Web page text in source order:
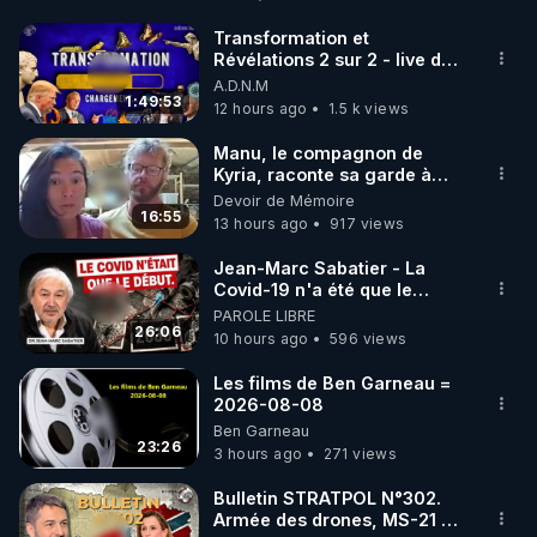
🌱 INSTAGRAM
https://www.instagram.com/rdlr_thierrycasasnovas/
http://rgnr.li/instagram
🌱 LA NEWSLETTER
Pour ne pas rater l’actualité RGNR (stages,
http://rgnr.li/news
🌱 VIDÉOS NON CENSURÉES SUR ODYSEE
Toutes les vidéos Youtube sont aussi sur la
http://rgnr.li/odysee
🌱 LES STAGES EN PRÉSENTIEL
1:49:53
Transformation et
Révélations 2 sur 2 - live du
07/08/26
A.D.N.M
12 hours ago
1.5 k views
16:55
Manu, le compagnon de
Kyria, raconte sa garde à
vue musclée. PARTAGEZ!
Devoir de Mémoire
13 hours ago
917 views
26:06
Jean-Marc Sabatier - La
Covid-19 n'a été que le
début - L'ARNm & l'ARNm-aa
jusqu où auront-t-il ?
PAROLE LIBRE
10 hours ago
596 views
23:26
Les films de Ben Garneau =
2026-08-08
Ben Garneau
3 hours ago
271 views
Bulletin STRATPOL N°302.
Armée des drones, MS-21 en